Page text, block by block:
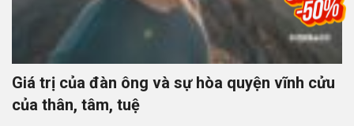
Giá trị của đàn ông và sự hòa quyện vĩnh cửu
của thân, tâm, tuệ